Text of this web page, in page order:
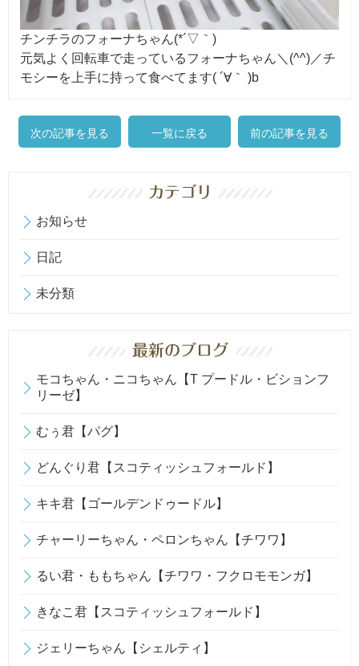
チンチラのフォーナちゃん(*´▽｀)
元気よく回転車で走っているフォーナちゃん＼(^^)／チ
モシーを上手に持って食べてます( ´∀｀ )b
次の記事を見る 一覧に戻る 前の記事を見る
お知らせ
日記
未分類
モコちゃん・ニコちゃん【T プードル・ビションフ
リーゼ】
むぅ君【パグ】
どんぐり君【スコティッシュフォールド】
キキ君【ゴールデンドゥードル】
チャーリーちゃん・ペロンちゃん【チワワ】
るい君・ももちゃん【チワワ・フクロモモンガ】
きなこ君【スコティッシュフォールド】
ジェリーちゃん【シェルティ】